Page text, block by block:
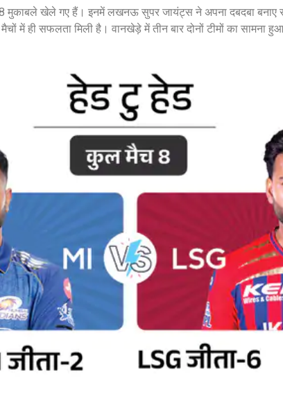
मुकाबले खेले गए हैं। इनमें लखनऊ सुपर जायंट्स ने अपना दबदबा बनाए
में ही सफलता मिली है। वानखेड़े में तीन बार दोनों टीमों का